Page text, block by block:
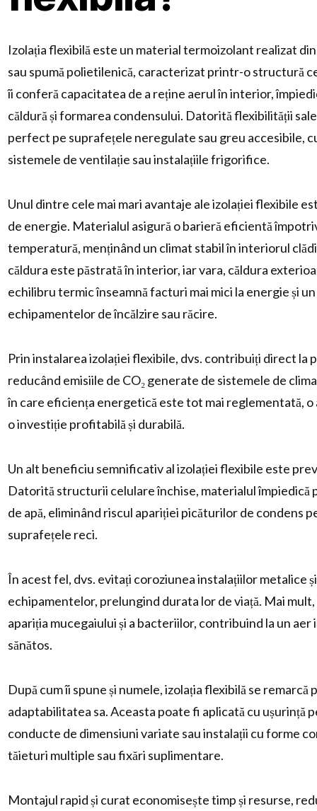
Izolația flexibilă este un material termoizolant realizat
sau spumă polietilenică, caracterizat printr-o structură
îi conferă capacitatea de a reține aerul în interior,
căldură și formarea condensului. Datorită flexibilității
perfect pe suprafețele neregulate sau greu accesibile,
sistemele de ventilație sau instalațiile frigorifice.
Unul dintre cele mai mari avantaje ale izolației flexibile
de energie. Materialul asigură o barieră eficientă
temperatură, menținând un climat stabil în interiorul
căldura este păstrată în interior, iar vara, căldura
echilibru termic înseamnă facturi mai mici la energie și
echipamentelor de încălzire sau răcire.
Prin instalarea izolației flexibile, dvs. contribuiți direct la
reducând emisiile de CO₂ generate de sistemele de
în care eficiența energetică este tot mai reglementată,
o investiție profitabilă și durabilă.
Un alt beneficiu semnificativ al izolației flexibile este
Datorită structurii celulare închise, materialul împiedică
de apă, eliminând riscul apariției picăturilor de condens
suprafețele reci.
În acest fel, dvs. evitați coroziunea instalațiilor metalice
echipamentelor, prelungind durata lor de viață. Mai
apariția mucegaiului și a bacteriilor, contribuind la un aer
sănătos.
După cum îi spune și numele, izolația flexibilă se remarcă
adaptabilitatea sa. Aceasta poate fi aplicată cu ușurință
conducte de dimensiuni variate sau instalații cu forme
tăieturi multiple sau fixări suplimentare.
Montajul rapid și curat economisește timp și resurse,